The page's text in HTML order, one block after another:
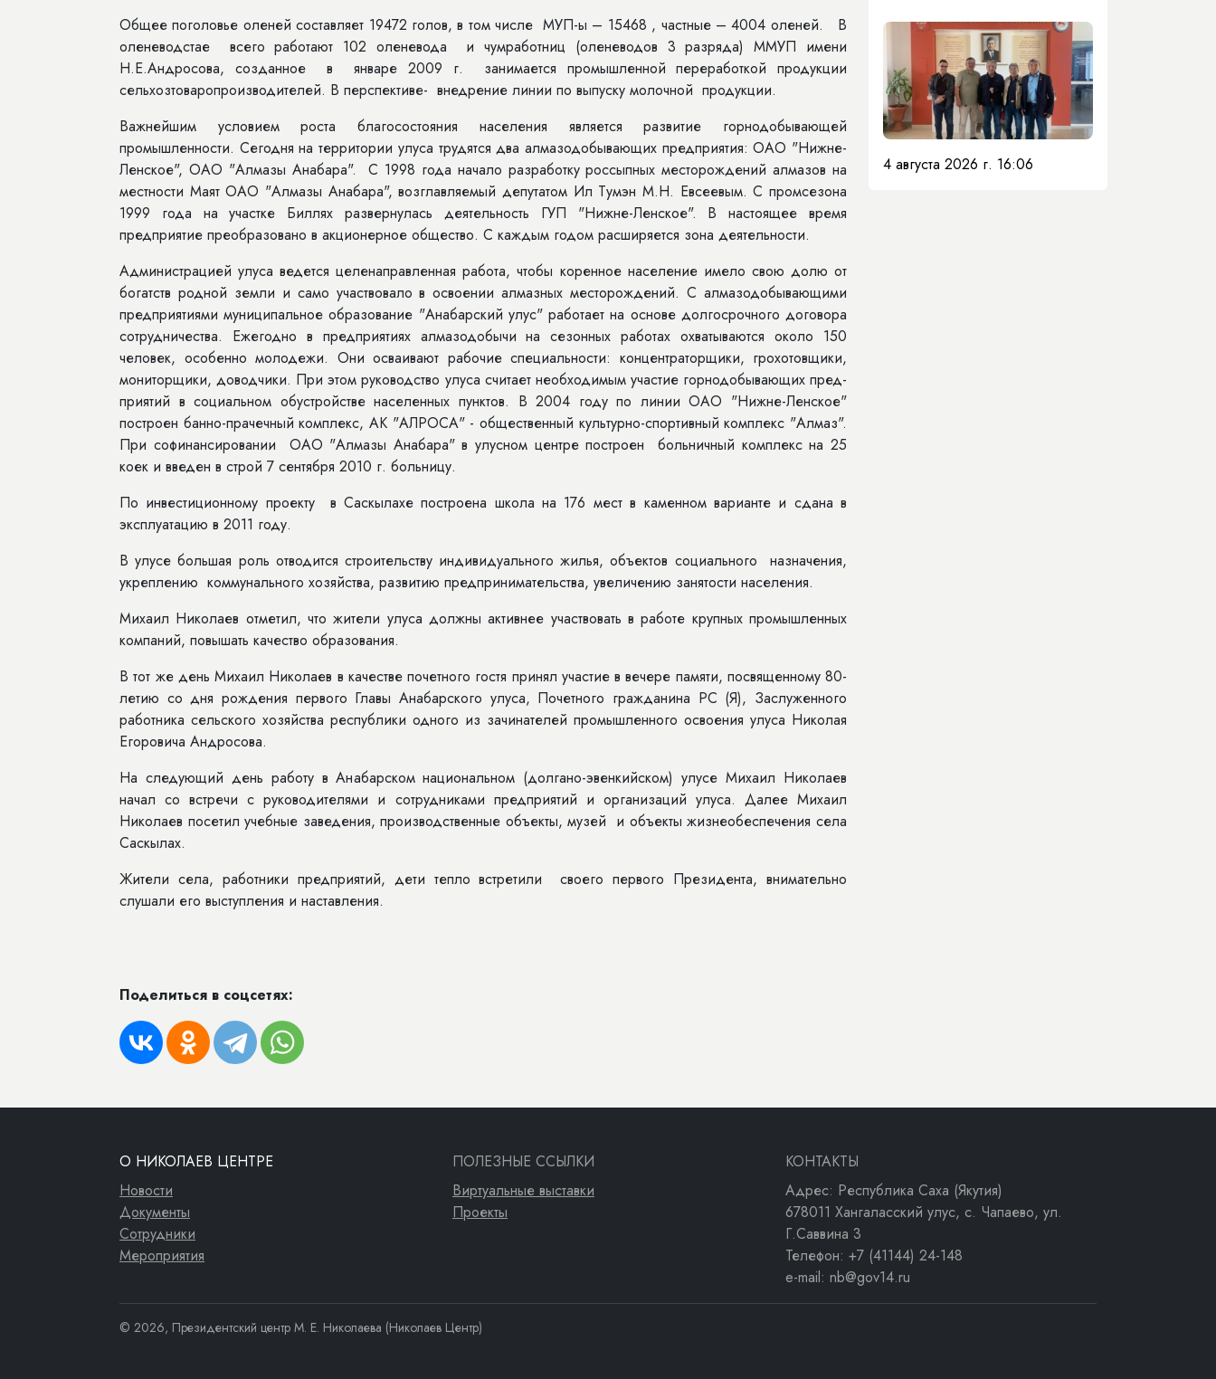
Общее поголовье оленей составляет 19472 голов, в том числе МУП-ы – 15468 , частные – 4004 оленей. В
оленеводстае всего работают 102 оленевода и чумработниц (оленеводов 3 разряда) ММУП имени
Н.Е.Андросова, созданное в январе 2009 г. занимается промышленной переработкой продукции
сельхозтова­ропроизводителей. В перспективе- внедрение линии по выпуску молочной продукции.
Важнейшим условием роста благосостояния населения является развитие горнодобывающей
промышленности. Сегодня на территории улуса трудятся два алмазодобывающих предприятия: ОАО "Нижне-
Ленское", ОАО "Алмазы Анабара". С 1998 года начало разработку россыпных месторождений алмазов на
местности Маят ОАО "Алмазы Анабара", возглавляемый депутатом Ил Тумэн М.Н. Евсеевым. С промсезона
1999 года на участке Биллях развернулась деятельность ГУП "Ниж­не-Ленское". В настоящее время
предприятие преобразовано в акционер­ное общество. С каждым годом расширяется зона деятельности.
Администрацией улуса ведется целенаправленная работа, чтобы коренное население имело свою долю от
богатств родной земли и само участвовало в освоении алмазных месторождений. С алмазодобывающими
предприятиями муниципальное образование "Анабарский улус" работает на основе долгосрочного договора
сотрудниче­ства. Ежегодно в предприятиях алмазодобычи на сезонных работах охватываются около 150
человек, особенно молодежи. Они осваивают рабочие специальности: концентраторщики, грохотовщики,
мониторщики, доводчики. При этом руководство улуса считает необходимым участие горнодобывающих пред­
приятий в социальном обустройстве населенных пунктов. В 2004 году по линии ОАО "Нижне-Ленское"
построен банно-прачечный комплекс, АК "АЛРОСА" - общественный культурно-спортивный комплекс "Алмаз".
При софинансировании ОАО "Алмазы Анабара" в улусном центре построен больничный комплекс на 25
коек и введен в строй 7 сентября 2010 г. больницу.
По инвестиционному проекту в Саскылахе построена школа на 176 мест в каменном варианте и сдана в
эксплуатацию в 2011 году.
В улусе большая роль отводится строительству индивидуального жилья, объектов социального назначения,
укреплению коммунального хозяйства, развитию предпринимательства, увеличению занятости населения.
Михаил Николаев отметил, что жители улуса должны активнее участвовать в работе крупных промышленных
компаний, повышать качество образования.
В тот же день Михаил Николаев в качестве почетного гостя принял участие в вечере памяти, посвященному 80-
летию со дня рождения первого Главы Анабарского улуса, Почетного гражданина РС (Я), Заслуженного
работника сельского хозяйства республики одного из зачинателей промышленного освоения улуса Николая
Егоровича Андросова.
На следующий день работу в Анабарском национальном (долгано-эвенкийском) улусе Михаил Николаев
начал со встречи с руководителями и сотрудниками предприятий и организаций улуса. Далее Михаил
Николаев посетил учебные заведения, производственные объекты, музей и объекты жизнеобеспечения села
Саскылах.
Жители села, работники предприятий, дети тепло встретили своего первого Президента, внимательно
слушали его выступления и наставления.
Поделиться в соцсетях:
4 августа 2026 г. 16:06
О НИКОЛАЕВ ЦЕНТРЕ
Новости
Документы
Сотрудники
Мероприятия
ПОЛЕЗНЫЕ ССЫЛКИ
Виртуальные выставки
Проекты
КОНТАКТЫ
Адрес: Республика Саха (Якутия)
678011 Хангаласский улус, с. Чапаево, ул.
Г.Саввина 3
Телефон: +7 (41144) 24-148
e-mail: nb@gov14.ru
© 2026, Президентский центр М. Е. Николаева (Николаев Центр)